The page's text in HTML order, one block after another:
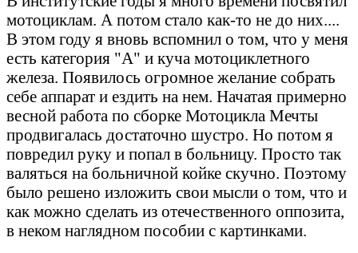
мотоциклам. А потом стало как-то не до них....
В этом году я вновь вспомнил о том, что у меня
есть категория "А" и куча мотоциклетного
железа. Появилось огромное желание собрать
себе аппарат и ездить на нем. Начатая примерно
весной работа по сборке Мотоцикла Мечты
продвигалась достаточно шустро. Но потом я
повредил руку и попал в больницу. Просто так
валяться на больничной койке скучно. Поэтому
было решено изложить свои мысли о том, что и
как можно сделать из отечественного оппозита,
в неком наглядном пособии с картинками.